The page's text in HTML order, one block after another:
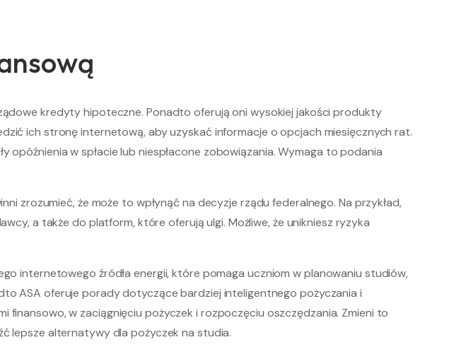
kredyty hipoteczne. Ponadto oferują oni wysokiej jakości produkty
ich stronę internetową, aby uzyskać informacje o opcjach miesięcznych rat.
w spłacie lub niespłacone zobowiązania. Wymaga to podania
zrozumieć, że może to wpłynąć na decyzje rządu federalnego. Na przykład,
a także do platform, które oferują ulgi. Możliwe, że unikniesz ryzyka
internetowego źródła energii, które pomaga uczniom w planowaniu studiów,
ASA oferuje porady dotyczące bardziej inteligentnego pożyczania i
w zaciągnięciu pożyczek i rozpoczęciu oszczędzania. Zmieni to
lepsze alternatywy dla pożyczek na studia.